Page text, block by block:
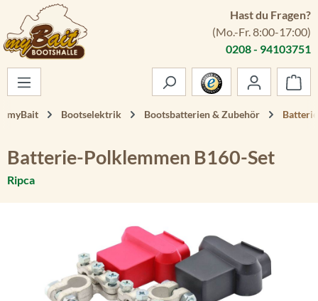
Zum Hauptinhalt springen
Hast du Fragen?
(Mo.-Fr. 8:00-17:00)
0208 - 94103751
myBait Bootselektrik Bootsbatterien & Zubehör
Batterie-Polklemmen B160-Set
Ripca